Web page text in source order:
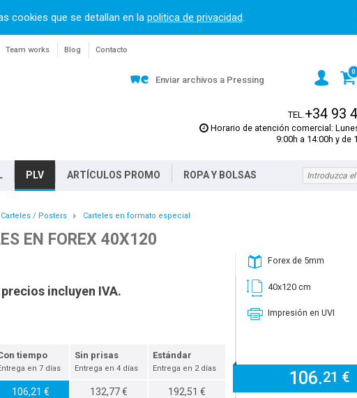
cookies que se detallan en la politica de privacidad.
Team works Blog Contacto
Enviar archivos a Pressing
0
TEL.+34 93
Horario de atención comercial:
9:00h a 14:00h y de
PLV ARTÍCULOS PROMO ROPA Y BOLSAS
Carteles / Posters Carteles en formato especial
EN FOREX 40X120
incluyen IVA.
tiempo
en 7 días
Sin prisas
Entrega en 4 días
Estándar
Entrega en 2 días
106,21 € 132,77 € 192,51 €
Forex de 5mm
40x120 cm
Impresión en UVI
106.21 €